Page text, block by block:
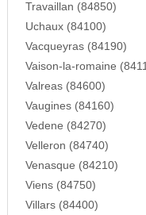
Travaillan (84850)
Uchaux (84100)
Vacqueyras (84190)
Vaison-la-romaine
Valreas (84600)
Vaugines (84160)
Vedene (84270)
Velleron (84740)
Venasque (84210)
Viens (84750)
Villars (84400)